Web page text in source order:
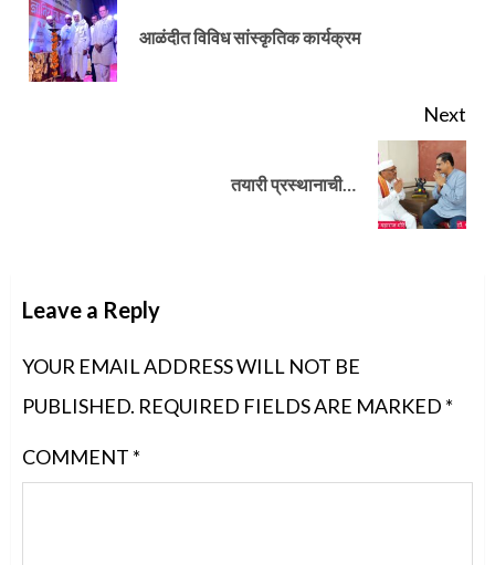
आळंदीत विविध सांस्कृतिक कार्यक्रम
Next
तयारी प्रस्थानाची…
Leave a Reply
YOUR EMAIL ADDRESS WILL NOT BE
PUBLISHED. REQUIRED FIELDS ARE MARKED *
COMMENT *